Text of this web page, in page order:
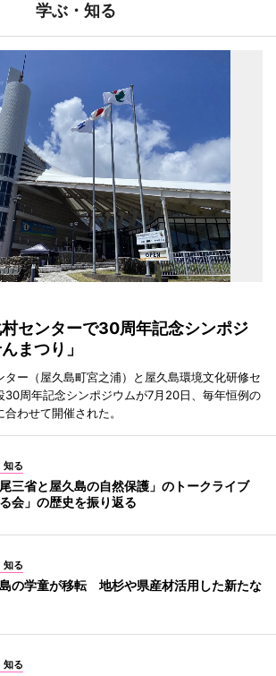
学ぶ・知る
センターで30周年記念シンポジ
まつり」
ター（屋久島町宮之浦）と屋久島環境文化研修セ
30周年記念シンポジウムが7月20日、毎年恒例の
合わせて開催された。
知る
尾三省と屋久島の自然保護」のトークライブ
る会」の歴史を振り返る
知る
の学童が移転 地杉や県産材活用した新たな
知る